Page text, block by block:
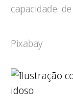
capacidade
Pixabay